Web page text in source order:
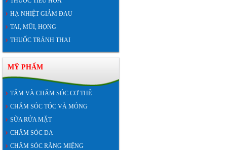
HẠ NHIỆT GIẢM ĐAU
TAI, MŨI, HỌNG
THUỐC TRÁNH THAI
MỸ PHẨM
TẮM VÀ CHĂM SÓC CƠ THỂ
CHĂM SÓC TÓC VÀ MÓNG
SỮA RỬA MẶT
CHĂM SÓC DA
CHĂM SÓC RĂNG MIỆNG